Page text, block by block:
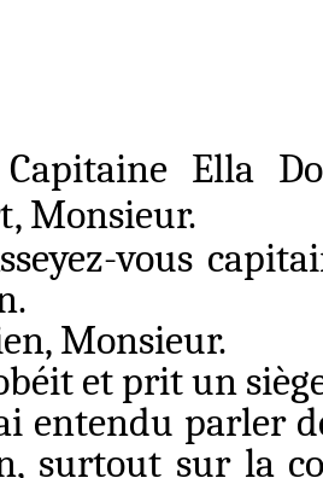
Capitaine Ella
Monsieur.
vous
Monsieur.
et prit un
entendu parler
surtout sur la